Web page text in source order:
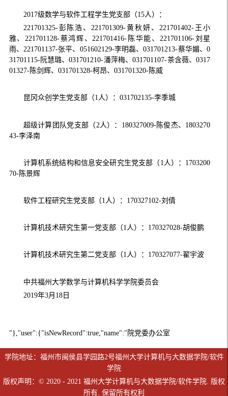
2017级数学与软件工程学生党支部（15人）
：
221701325-彭陈浩、221701309-黄秋妍、221701402- 王小
雅、 221701128-蔡鸿辉、221701416- 陈华能、 221701106-刘星
雨、 221701137-张平、 051602129-李明磊、031701213-蔡华媚、0
31701115-阮慧璐、031701210-潘萍梅、031701107-茶含薇、0317
01327-陈剑辉、 031701328-柯昂、 031701320-陈威
昆冈众创学生党支部 （1人） ： 031702135-李季城
超级计算团队党支部 （2 人） ： 180327009-陈俊杰、 1803270
43-李泽南
计算机系统结构和信息安全研究生党支部 （ 1 人） ： 1703200
70-陈景辉
软件工程研究生党支部 （1 人） ： 170327102-刘倩
计算机技术研究生第一党支部 （1人） ： 170327028-胡俊鹏
计算机技术研究生第二党支部 （1人） ： 170327077-翟宇波
中共福州大学数学与计算机科学学院委员会
2019年3月 18日
"},"user":{"isNewRecord":true,"name":"院党委办公室
学院地址：福州市闽侯县学园路2号福州大学计算机与大数据学院/软件
学院
版权声明：© 2020 - 2021 福州大学计算机与大数据学院/软件学院. 版权
所有. 保留所有权利